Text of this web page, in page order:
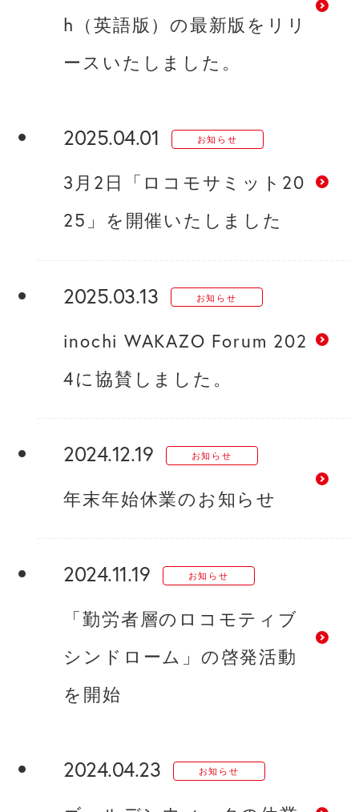
h（英語版）の最新版をリリ
ースいたしました。
2025.04.01 お知らせ
3月2日「ロコモサミット20
25」を開催いたしました
2025.03.13 お知らせ
inochi WAKAZO Forum 202
4に協賛しました。
2024.12.19 お知らせ
年末年始休業のお知らせ
2024.11.19 お知らせ
「勤労者層のロコモティブ
シンドローム」の啓発活動
を開始
2024.04.23 お知らせ